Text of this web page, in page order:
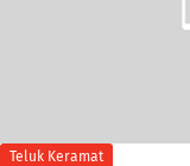
Teluk Keramat